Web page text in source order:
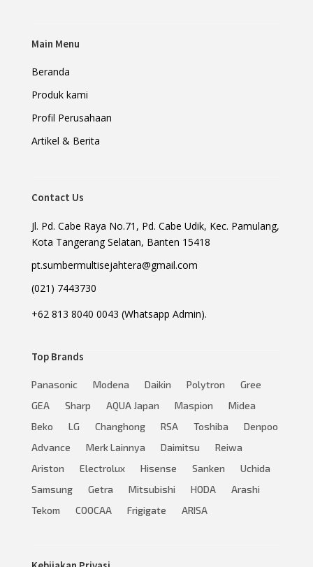
Main Menu
Beranda
Produk kami
Profil Perusahaan
Artikel & Berita
Contact Us
Jl. Pd. Cabe Raya No.71, Pd. Cabe Udik, Kec. Pamulang,
Kota Tangerang Selatan, Banten 15418
pt.sumbermultisejahtera@gmail.com
(021) 7443730
+62 813 8040 0043 (Whatsapp Admin).
Top Brands
Panasonic Modena Daikin Polytron
Gree
GEA
Sharp AQUA Japan Maspion
Midea
Beko
LG Changhong RSA Toshiba
Denpoo
Advance
Merk Lainnya Daimitsu
Reiwa
Ariston
Electrolux Hisense Sanken
Uchida
Samsung
Getra Mitsubishi HODA
Arashi
Tekom
COOCAA Frigigate ARISA